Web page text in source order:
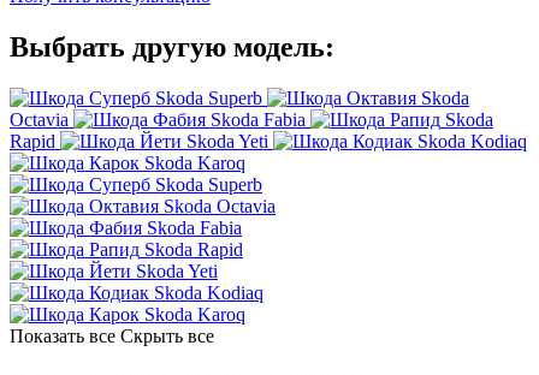
Выбрать другую модель:
Skoda Superb
Skoda
Octavia
Skoda Fabia
Skoda
Rapid
Skoda Yeti
Skoda Kodiaq
Skoda Karoq
Skoda Superb
Skoda Octavia
Skoda Fabia
Skoda Rapid
Skoda Yeti
Skoda Kodiaq
Skoda Karoq
Показать все Скрыть все